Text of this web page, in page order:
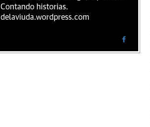
Contando historias.
delaviuda.wordpress.com